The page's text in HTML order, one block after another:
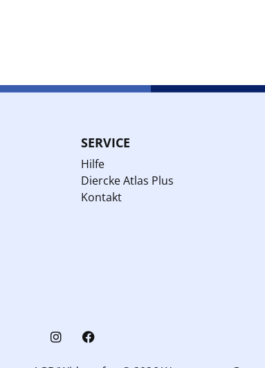
SERVICE
Hilfe
Diercke Atlas Plus
Kontakt